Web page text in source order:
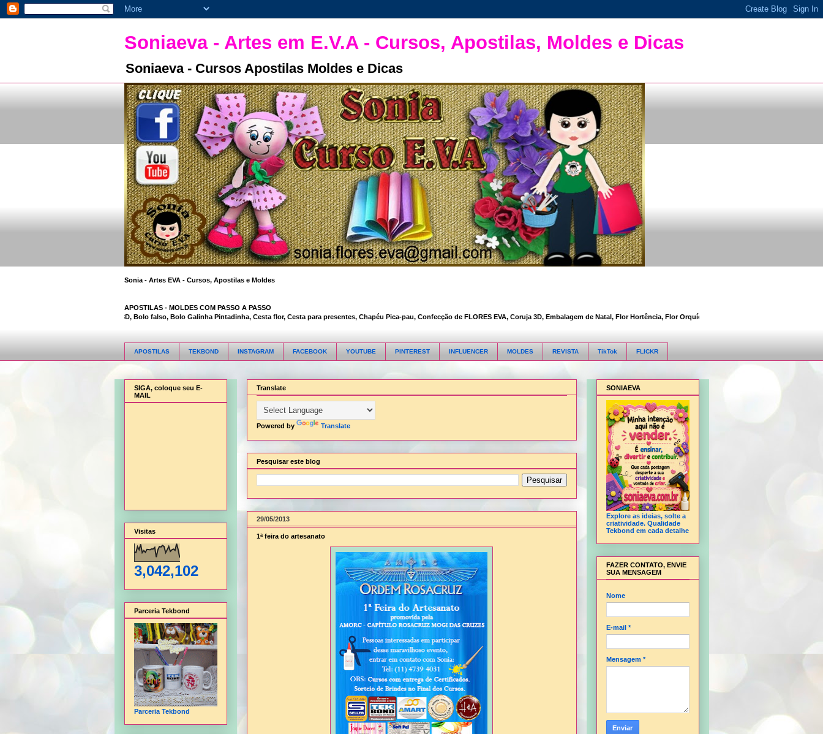
Soniaeva - Artes em E.V.A - Cursos, Apostilas, Moldes e Dicas
Soniaeva - Cursos Apostilas Moldes e Dicas
Sonia - Artes EVA - Cursos, Apostilas e Moldes
APOSTILAS - MOLDES COM PASSO A PASSO
Animal Bambi 3D, Bolo falso, Bolo Galinha Pintadinha, Cesta flor, Cesta para presentes, Chapéu Pica-pau, Confecção de FLORES EVA, Coruja 3D, Embalagem de Natal, Flor Hortência, Flor Orquídea, Flor Rosa, Fofucha 3D articulada,
APOSTILAS TEKBOND INSTAGRAM FACEBOOK YOUTUBE PINTEREST INFLUENCER MOLDES REVISTA TikTok FLICKR
Translate
Powered by Translate
Pesquisar este blog
29/05/2013
1ª feira do artesanato
SIGA, coloque seu E-
MAIL
Visitas
3,042,102
Parceria Tekbond
Parceria Tekbond
SONIAEVA
Explore as ideias, solte a
criatividade. Qualidade
Tekbond em cada detalhe
FAZER CONTATO, ENVIE
SUA MENSAGEM
Nome
E-mail *
Mensagem *